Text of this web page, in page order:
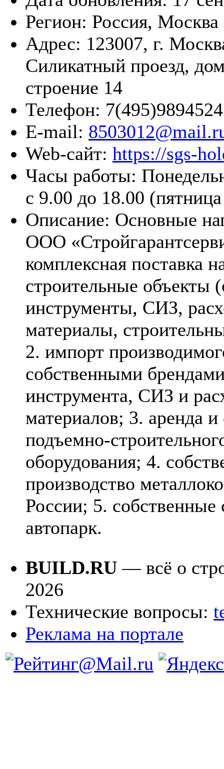
Регион: Россия, Москва
Адрес: 123007, г.
Силикатный проезд,
строение 14
Телефон: 7(495)9894524
E-mail:
Web-сайт: https://sgs-
Часы работы:
с 9.00 до 18.00
Описание: Основные
ООО
комплексная поставка
строительные объекты
инструменты, СИЗ,
материалы,
2. импорт
собственными
инструмента, СИЗ и
материалов; 3. аренда
подъемно-
оборудования; 4.
производство
России; 5. собственные
автопарк.
BUILD.RU — всё о
2026
Технические вопросы:
Реклама на портале